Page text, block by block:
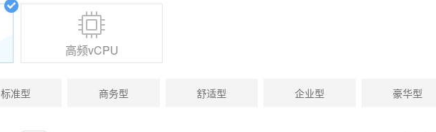
高频vCPU
标准型 商务型 舒适型 企业型 豪华型